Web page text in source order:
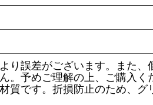
誤差がございます。また、
。予めご理解の上、ご購入く
質です。折損防止のため、グ